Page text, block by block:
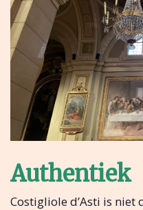
Authentiek
Costigliole d’Asti is